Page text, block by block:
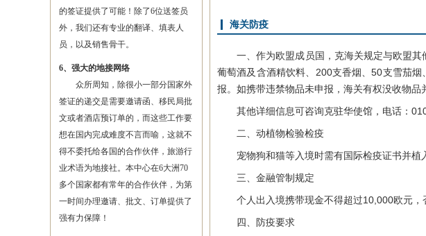
的签证提供了可能！除了6位送签员
外，我们还有专业的翻译、填表人
员，以及销售骨干。
6、强大的地接网络
众所周知，除很小一部分国家外
签证的递交是需要邀请函、移民局批
文或者酒店预订单的，而这些工作要
想在国内完成难度不言而喻，这就不
得不委托给各国的合作伙伴，旅游行
业术语为地接社。本中心在6大洲70
多个国家都有常年的合作伙伴，为第
一时间办理邀请、批文、订单提供了
强有力保障！
海关防疫
一、作为欧盟成员国，克海关规定与欧盟其
葡萄酒及含酒精饮料、200支香烟、50支雪茄
报。如携带违禁物品未申报，海关有权没收物品
其他详细信息可咨询克驻华使馆，电话：
二、动植物检验检疫
宠物狗和猫等入境时需有国际检疫证书并植
三、金融管制规定
个人出入境携带现金不得超过10,000欧元，
四、防疫要求